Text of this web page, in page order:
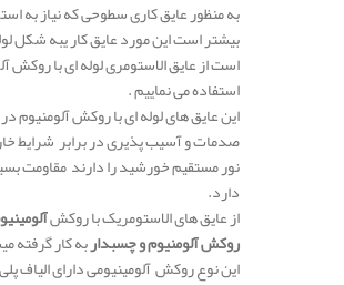
به منظور عایق کاری سطوحی که نیاز به
بیشتر است این مورد عایق کار یبه شکل
است از عایق الاستومری لوله ای با روکش
استفاده می نماییم .
این عایق های لوله ای با روکش آلومنیوم
صدمات و آسیب پذیری در برابر شرایط
نور مستقیم خورشید را دارند مقاومت
دارد.
از عایق های الاستومریک با روکش
روکش آلومنیوم و چسبداربه کار گرفته
این نوع روکش آلومینیومی دارای الیاف